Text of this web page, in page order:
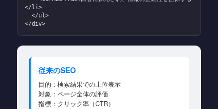
</li>
</div>
従来のSEO
目的：検索結果での上位表示
対象：ページ全体の評価
指標：クリック率（CTR）